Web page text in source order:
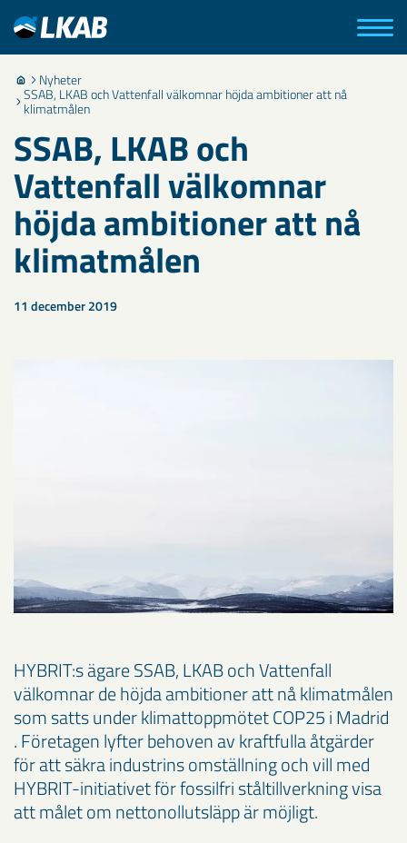
Nyheter
SSAB, LKAB och Vattenfall välkomnar höjda ambitioner att nå
klimatmålen
SSAB, LKAB och
Vattenfall välkomnar
höjda ambitioner att nå
klimatmålen
11 december 2019
HYBRIT:s ägare SSAB, LKAB och Vattenfall
välkomnar de höjda ambitioner att nå klimatmålen
som satts under klimattoppmötet COP25 i Madrid
. Företagen lyfter behoven av kraftfulla åtgärder
för att säkra industrins omställning och vill med
HYBRIT-initiativet för fossilfri ståltillverkning visa
att målet om nettonollutsläpp är möjligt.